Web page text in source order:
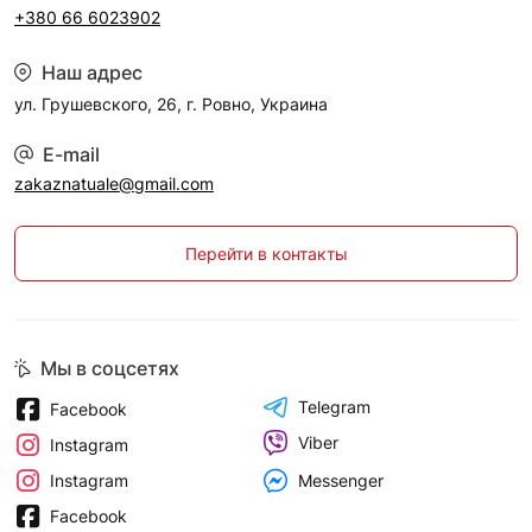
+380 66 6023902
Наш адрес
ул. Грушевского, 26, г. Ровно, Украина
E-mail
zakaznatuale@gmail.com
Перейти в контакты
Мы в соцсетях
Facebook
Instagram
Instagram
Facebook
Telegram
Viber
Messenger